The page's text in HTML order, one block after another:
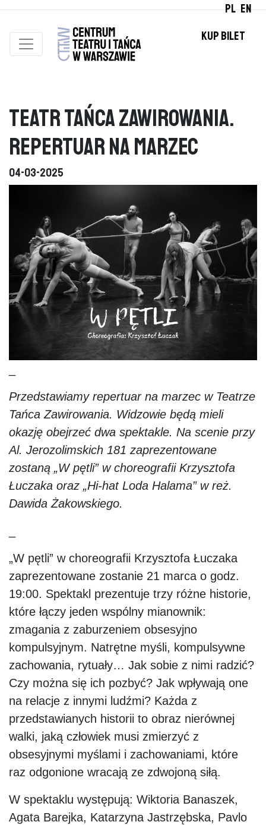
PL EN
KUP BILET
Teatr Tańca Zawirowania.
Repertuar na marzec
04-03-2025
Przedstawiamy repertuar na marzec w Teatrze
Tańca Zawirowania. Widzowie będą mieli
okazję obejrzeć dwa spektakle. Na scenie przy
Al. Jerozolimskich 181 zaprezentowane
zostaną „W pętli” w choreografii Krzysztofa
Łuczaka oraz „Hi-hat Loda Halama” w reż.
Dawida Żakowskiego.
„W pętli” w choreografii Krzysztofa Łuczaka
zaprezentowane zostanie 21 marca o godz.
19:00. Spektakl prezentuje trzy różne historie,
które łączy jeden wspólny mianownik:
zmagania z zaburzeniem obsesyjno
kompulsyjnym. Natrętne myśli, kompulsywne
zachowania, rytuały… Jak sobie z nimi radzić?
Czy można się ich pozbyć? Jak wpływają one
na relacje z innymi ludźmi? Każda z
przedstawianych historii to obraz nierównej
walki, jaką człowiek musi zmierzyć z
obsesyjnymi myślami i zachowaniami, które
raz odgonione wracają ze zdwojoną siłą.
W spektaklu występują: Wiktoria Banaszek,
Agata Barejka, Katarzyna Jastrzębska, Pavlo